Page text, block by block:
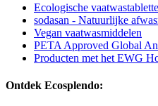
Ecologische
sodasan - Natuurlijke
Vegan vaatwasmiddelen
PETA Approved Global
Producten met het EWG
Ontdek Ecosplendo: